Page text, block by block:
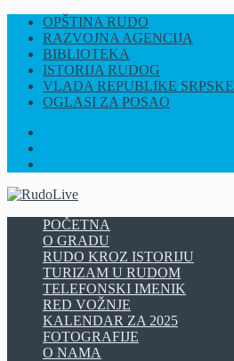
OPŠTINA RUDO
RAZVOJNA AGENCIJA
BIBLIOTEKA
ISTORIJA RUDOG
VLADA REPUBLIKE SRPSKE
OGLASI ZA POSAO
POČETNA
O GRADU
RUDO KROZ ISTORIJU
TURIZAM U RUDOM
TELEFONSKI IMENIK
RED VOŽNJE
KALENDAR ZA 2025
FOTOGRAFIJE
O NAMA